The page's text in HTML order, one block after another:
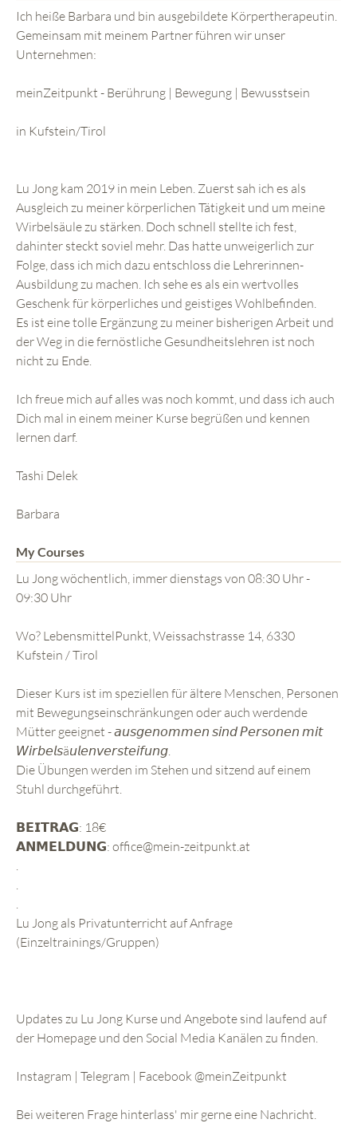
Ich heiße Barbara und bin ausgebildete Körpertherapeutin.
Gemeinsam mit meinem Partner führen wir unser
Unternehmen:
meinZeitpunkt - Berührung | Bewegung | Bewusstsein
in Kufstein/Tirol
Lu Jong kam 2019 in mein Leben. Zuerst sah ich es als
Ausgleich zu meiner körperlichen Tätigkeit und um meine
Wirbelsäule zu stärken. Doch schnell stellte ich fest,
dahinter steckt soviel mehr. Das hatte unweigerlich zur
Folge, dass ich mich dazu entschloss die Lehrerinnen-
Ausbildung zu machen. Ich sehe es als ein wertvolles
Geschenk für körperliches und geistiges Wohlbefinden.
Es ist eine tolle Ergänzung zu meiner bisherigen Arbeit und
der Weg in die fernöstliche Gesundheitslehren ist noch
nicht zu Ende.
Ich freue mich auf alles was noch kommt, und dass ich auch
Dich mal in einem meiner Kurse begrüßen und kennen
lernen darf.
Tashi Delek
Barbara
My Courses
Lu Jong wöchentlich, immer dienstags von 08:30 Uhr -
09:30 Uhr
Wo? LebensmittelPunkt, Weissachstrasse 14, 6330
Kufstein / Tirol
Dieser Kurs ist im speziellen für ältere Menschen, Personen
mit Bewegungseinschränkungen oder auch werdende
Mütter geeignet - 𝘢𝘶𝘴𝘨𝘦𝘯𝘰𝘮𝘮𝘦𝘯 𝘴𝘪𝘯𝘥 𝘗𝘦𝘳𝘴𝘰𝘯𝘦𝘯 𝘮𝘪𝘵
𝘞𝘪𝘳𝘣𝘦𝘭𝘴ä𝘶𝘭𝘦𝘯𝘷𝘦𝘳𝘴𝘵𝘦𝘪𝘧𝘶𝘯𝘨.
Die Übungen werden im Stehen und sitzend auf einem
Stuhl durchgeführt.
𝗕𝗘𝗜𝗧𝗥𝗔𝗚: 18€
𝗔𝗡𝗠𝗘𝗟𝗗𝗨𝗡𝗚: office@mein-zeitpunkt.at
Lu Jong als Privatunterricht auf Anfrage
(Einzeltrainings/Gruppen)
Updates zu Lu Jong Kurse und Angebote sind laufend auf
der Homepage und den Social Media Kanälen zu finden.
Instagram | Telegram | Facebook @meinZeitpunkt
Bei weiteren Frage hinterlass' mir gerne eine Nachricht.